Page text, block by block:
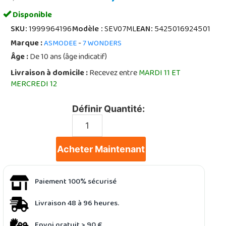
Disponible
SKU:1999964196Modèle :SEV07MLEAN:5425016924501
Marque :ASMODEE-7 WONDERS
Âge :De 10 ans (âge indicatif)
Livraison à domicile :Recevez entreMARDI 11 ET
MERCREDI 12
Définir Quantité:
Acheter Maintenant
Paiement 100% sécurisé
Livraison 48 à 96 heures.